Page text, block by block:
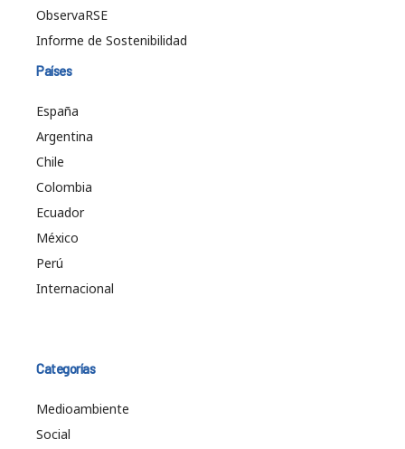
ObservaRSE
Informe de Sostenibilidad
Países
España
Argentina
Chile
Colombia
Ecuador
México
Perú
Internacional
Categorías
Medioambiente
Social